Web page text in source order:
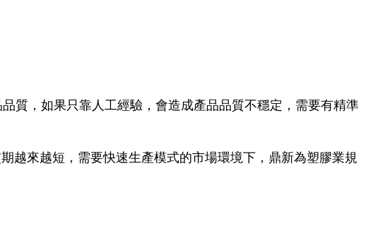
質，如果只靠人工經驗，會造成產品品質不穩定，需要有精準
越來越短，需要快速生產模式的市場環境下，鼎新為塑膠業規